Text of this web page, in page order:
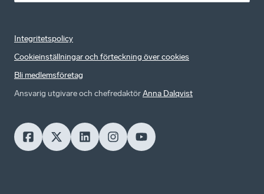
Integritetspolicy
Cookieinställningar och förteckning över cookies
Bli medlemsföretag
Ansvarig utgivare och chefredaktörAnna Dalqvist